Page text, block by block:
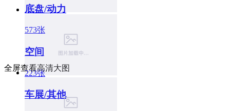
底盘/动力
573张
空间
223张
车展/其他
全屏查看高清大图